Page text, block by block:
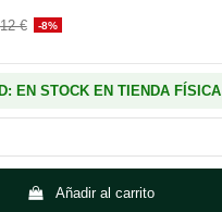
€
-8%
EN STOCK EN TIENDA FÍSICA
Añadir al carrito